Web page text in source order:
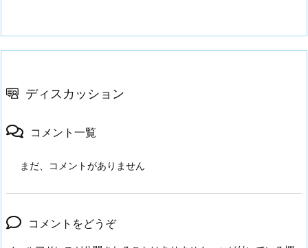
ディスカッション
コメント一覧
まだ、コメントがありません
コメントをどうぞ